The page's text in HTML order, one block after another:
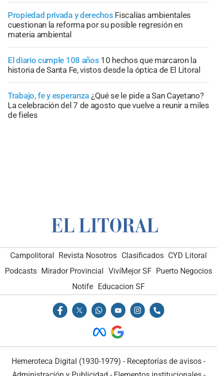
Propiedad privada y derechos Fiscalías ambientales
cuestionan la reforma por su posible regresión en
materia ambiental
El diario cumple 108 años 10 hechos que marcaron la
historia de Santa Fe, vistos desde la óptica de El Litoral
Trabajo, fe y esperanza ¿Qué se le pide a San Cayetano?
La celebración del 7 de agosto que vuelve a reunir a miles
de fieles
Campolitoral Revista Nosotros Clasificados CYD Litoral
Podcasts Mirador Provincial VivíMejor SF Puerto Negocios
Notife
Educacion SF
Hemeroteca Digital (1930-1979) - Receptorías de avisos -